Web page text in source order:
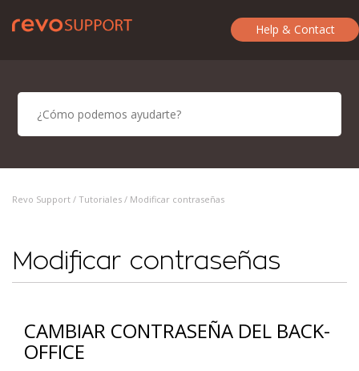
Help & Contact
Revo Support / Tutoriales / Modificar contraseñas
Modificar contraseñas
CAMBIAR CONTRASEÑA DEL BACK-
OFFICE